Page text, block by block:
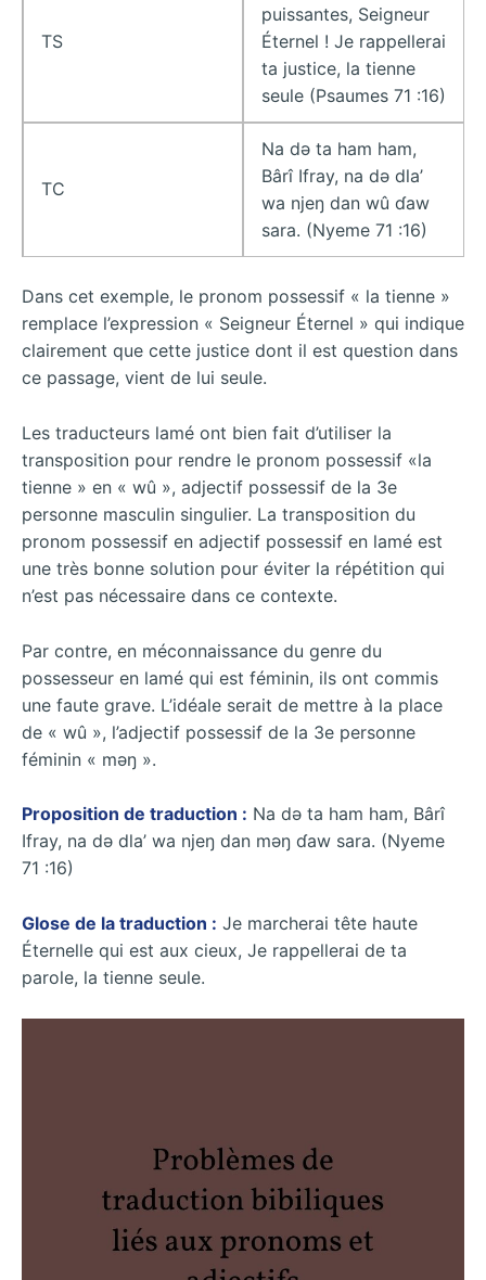
TS
puissantes, Seigneur
Éternel ! Je rappellerai
ta justice, la tienne
seule (Psaumes 71 :16)
TC
Na dǝ ta ham ham,
Bârî Ifray, na dǝ dla’
wa njeŋ dan wû ɗaw
sara. (Nyeme 71 :16)
Dans cet exemple, le pronom possessif « la tienne »
remplace l’expression « Seigneur Éternel » qui indique
clairement que cette justice dont il est question dans
ce passage, vient de lui seule.
Les traducteurs lamé ont bien fait d’utiliser la
transposition pour rendre le pronom possessif «la
tienne » en « wû », adjectif possessif de la 3e
personne masculin singulier. La transposition du
pronom possessif en adjectif possessif en lamé est
une très bonne solution pour éviter la répétition qui
n’est pas nécessaire dans ce contexte.
Par contre, en méconnaissance du genre du
possesseur en lamé qui est féminin, ils ont commis
une faute grave. L’idéale serait de mettre à la place
de « wû », l’adjectif possessif de la 3e personne
féminin « mǝŋ ».
Proposition de traduction : Na dǝ ta ham ham, Bârî
Ifray, na dǝ dla’ wa njeŋ dan mǝŋ ɗaw sara. (Nyeme
71 :16)
Glose de la traduction : Je marcherai tête haute
Éternelle qui est aux cieux, Je rappellerai de ta
parole, la tienne seule.